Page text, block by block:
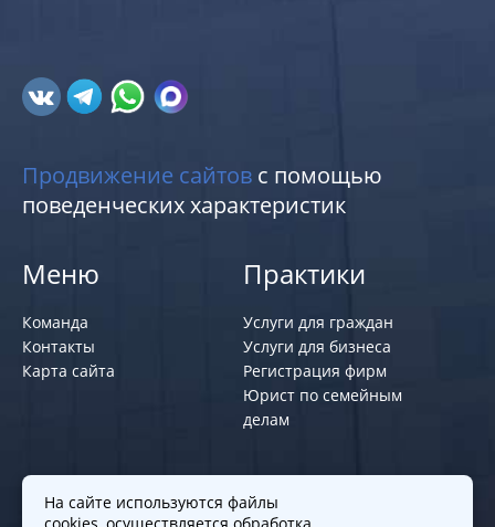
Продвижение сайтов с помощью
поведенческих характеристик
Меню
Команда
Контакты
Карта сайта
Практики
Услуги для граждан
Услуги для бизнеса
Регистрация фирм
Юрист по семейным
делам
Политики и правила
На сайте используются файлы